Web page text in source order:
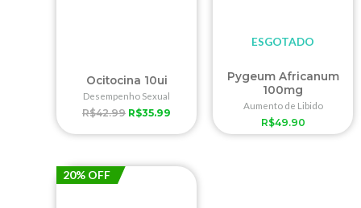
Ocitocina 10ui
Desempenho Sexual
R$42.99 R$35.99
ESGOTADO
Pygeum Africanum
100mg
Aumento de Libido
R$49.90
20% OFF